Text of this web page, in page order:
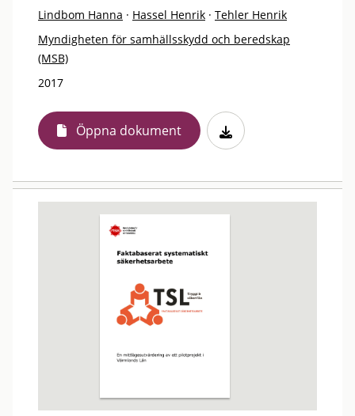
Lindbom Hanna · Hassel Henrik · Tehler Henrik
Myndigheten för samhällsskydd och beredskap
(MSB)
2017
Öppna dokument